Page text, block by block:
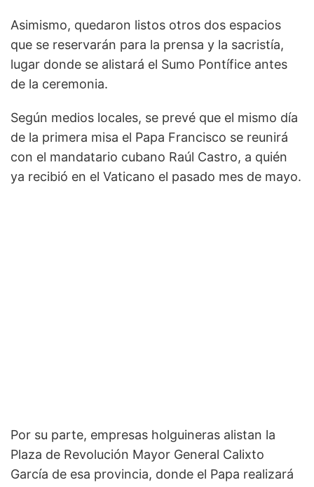
Asimismo, quedaron listos otros dos espacios
que se reservarán para la prensa y la sacristía,
lugar donde se alistará el Sumo Pontífice antes
de la ceremonia.
Según medios locales, se prevé que el mismo día
de la primera misa el Papa Francisco se reunirá
con el mandatario cubano Raúl Castro, a quién
ya recibió en el Vaticano el pasado mes de mayo.
Por su parte, empresas holguineras alistan la
Plaza de Revolución Mayor General Calixto
García de esa provincia, donde el Papa realizará